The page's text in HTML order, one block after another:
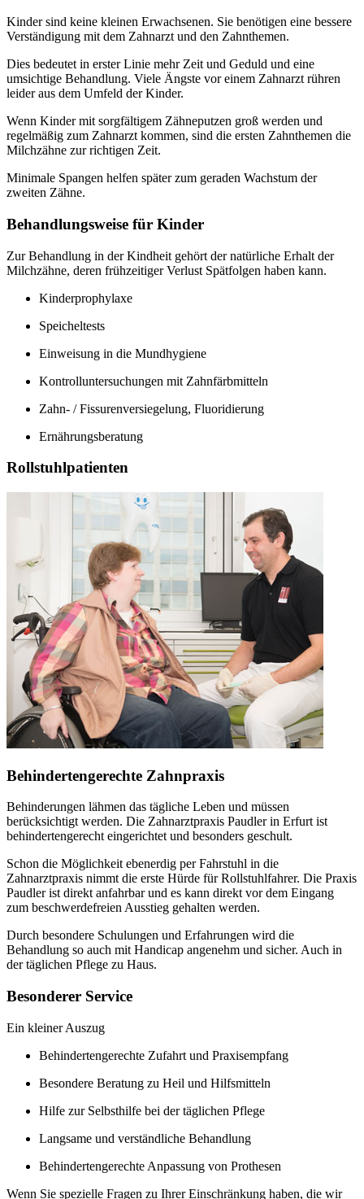
Kinder sind keine kleinen Erwachsenen. Sie benötigen eine bessere
Verständigung mit dem Zahnarzt und den Zahnthemen.
Dies bedeutet in erster Linie mehr Zeit und Geduld und eine
umsichtige Behandlung. Viele Ängste vor einem Zahnarzt rühren
leider aus dem Umfeld der Kinder.
Wenn Kinder mit sorgfältigem Zähneputzen groß werden und
regelmäßig zum Zahnarzt kommen, sind die ersten Zahnthemen die
Milchzähne zur richtigen Zeit.
Minimale Spangen helfen später zum geraden Wachstum der
zweiten Zähne.
Behandlungsweise für Kinder
Zur Behandlung in der Kindheit gehört der natürliche Erhalt der
Milchzähne, deren frühzeitiger Verlust Spätfolgen haben kann.
Kinderprophylaxe
Speicheltests
Einweisung in die Mundhygiene
Kontrolluntersuchungen mit Zahnfärbmitteln
Zahn- / Fissurenversiegelung, Fluoridierung
Ernährungsberatung
Rollstuhlpatienten
Behindertengerechte Zahnpraxis
Behinderungen lähmen das tägliche Leben und müssen
berücksichtigt werden. Die Zahnarztpraxis Paudler in Erfurt ist
behindertengerecht eingerichtet und besonders geschult.
Schon die Möglichkeit ebenerdig per Fahrstuhl in die
Zahnarztpraxis nimmt die erste Hürde für Rollstuhlfahrer. Die Praxis
Paudler ist direkt anfahrbar und es kann direkt vor dem Eingang
zum beschwerdefreien Ausstieg gehalten werden.
Durch besondere Schulungen und Erfahrungen wird die
Behandlung so auch mit Handicap angenehm und sicher. Auch in
der täglichen Pflege zu Haus.
Besonderer Service
Ein kleiner Auszug
Behindertengerechte Zufahrt und Praxisempfang
Besondere Beratung zu Heil und Hilfsmitteln
Hilfe zur Selbsthilfe bei der täglichen Pflege
Langsame und verständliche Behandlung
Behindertengerechte Anpassung von Prothesen
Wenn Sie spezielle Fragen zu Ihrer Einschränkung haben, die wir